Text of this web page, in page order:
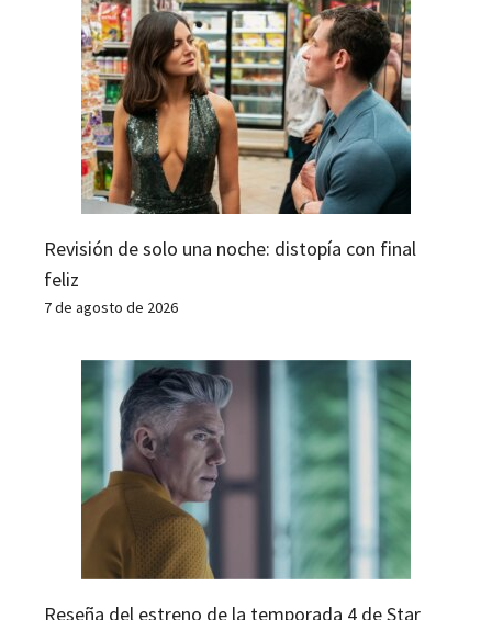
Revisión de solo una noche: distopía con final
feliz
7 de agosto de 2026
Reseña del estreno de la temporada 4 de Star